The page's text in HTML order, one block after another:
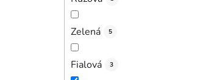
Zelená 5
Fialová 3